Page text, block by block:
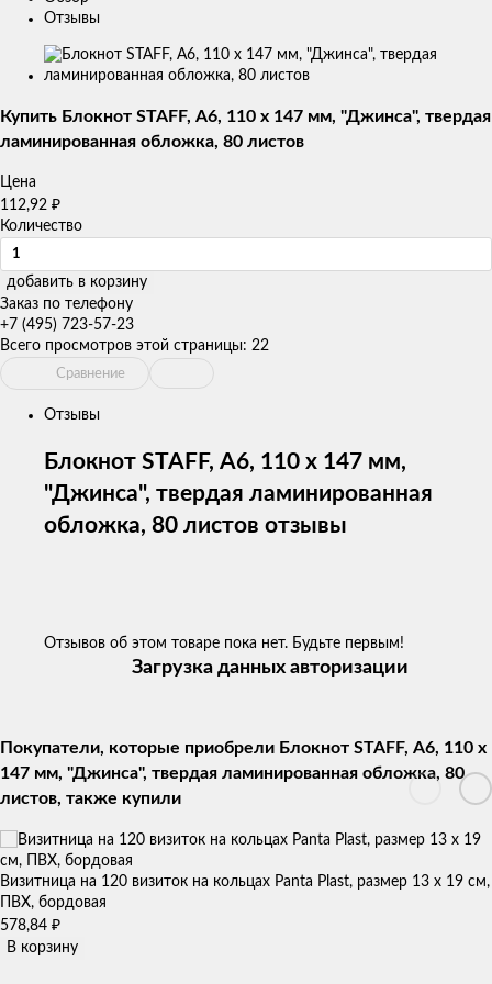
Отзывы
Изображения
Купить Блокнот STAFF, А6, 110 x 147 мм, "Джинса", твердая
ламинированная обложка, 80 листов
Цена
112,92 ₽
Количество
добавить в корзину
Заказ по телефону
+7 (495) 723-57-23
Всего просмотров этой страницы: 22
Сравнение
Отзывы
Блокнот STAFF, А6, 110 x 147 мм,
"Джинса", твердая ламинированная
обложка, 80 листов отзывы
Отзывов об этом товаре пока нет. Будьте первым!
Загрузка данных авторизации
Покупатели, которые приобрели Блокнот STAFF, А6, 110 x
147 мм, "Джинса", твердая ламинированная обложка, 80
листов, также купили
Визитница на 120 визиток на кольцах Panta Plast, размер 13 х 19 см,
ПВХ, бордовая
578,84 ₽
В корзину